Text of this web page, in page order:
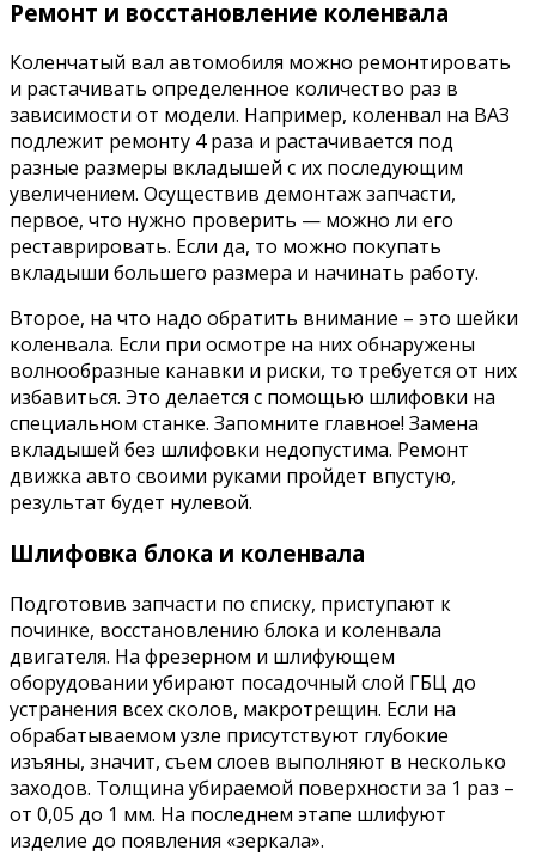
Ремонт и восстановление коленвала
Коленчатый вал автомобиля можно ремонтировать
и растачивать определенное количество раз в
зависимости от модели. Например, коленвал на ВАЗ
подлежит ремонту 4 раза и растачивается под
разные размеры вкладышей с их последующим
увеличением. Осуществив демонтаж запчасти,
первое, что нужно проверить — можно ли его
реставрировать. Если да, то можно покупать
вкладыши большего размера и начинать работу.
Второе, на что надо обратить внимание – это шейки
коленвала. Если при осмотре на них обнаружены
волнообразные канавки и риски, то требуется от них
избавиться. Это делается с помощью шлифовки на
специальном станке. Запомните главное! Замена
вкладышей без шлифовки недопустима. Ремонт
движка авто своими руками пройдет впустую,
результат будет нулевой.
Шлифовка блока и коленвала
Подготовив запчасти по списку, приступают к
починке, восстановлению блока и коленвала
двигателя. На фрезерном и шлифующем
оборудовании убирают посадочный слой ГБЦ до
устранения всех сколов, макротрещин. Если на
обрабатываемом узле присутствуют глубокие
изъяны, значит, съем слоев выполняют в несколько
заходов. Толщина убираемой поверхности за 1 раз –
от 0,05 до 1 мм. На последнем этапе шлифуют
изделие до появления «зеркала».